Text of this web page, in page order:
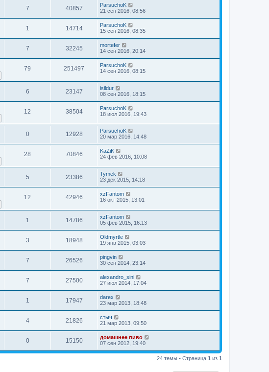
7 40857
ParsuchoK
21 сен 2016, 08:56
1 14714
ParsuchoK
15 сен 2016, 08:35
7 32245
mortefer
14 сен 2016, 20:14
79 251497
ParsuchoK
14 сен 2016, 08:15
6 23147
isildur
08 сен 2016, 18:15
12 38504
ParsuchoK
18 июл 2016, 19:43
0 12928
ParsuchoK
20 мар 2016, 14:48
28 70846
KaZiK
24 фев 2016, 10:08
5 23386
Tymek
23 дек 2015, 14:18
12 42946
xzFantom
16 окт 2015, 13:01
1 14786
xzFantom
05 фев 2015, 16:13
3 18948
Oldmyrtle
19 янв 2015, 03:03
7 26526
pingvin
30 сен 2014, 23:14
7 27500
alexandro_sini
27 июл 2014, 17:04
1 17947
darex
23 мар 2013, 18:48
4 21826
стыч
21 мар 2013, 09:50
0 15150
домашнее пиво
07 сен 2012, 19:40
24 темы • Страница 1 из 1